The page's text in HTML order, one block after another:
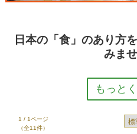
日本の「食」のあり方
みま
1 / 1ページ
（全11件）